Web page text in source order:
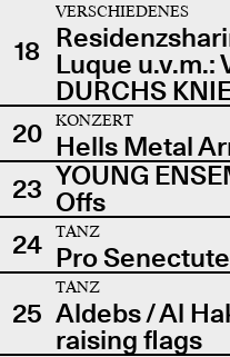
18
VERSCHIEDENES
Luque u.v.m.:
DURCHS
20
KONZERT
Hells Metal
23 YOUNG
Offs
24
TANZ
Pro
25
TANZ
Aldebs / Al
raising flags